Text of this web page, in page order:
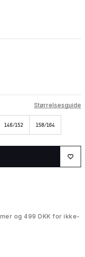
Størrelsesguide
146/152 158/164
og 499 DKK for ikke-